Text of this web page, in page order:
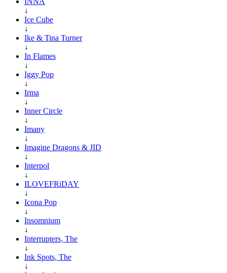
↓
Ice Cube
↓
Ike & Tina Turner
↓
In Flames
↓
Iggy Pop
↓
Irma
↓
Inner Circle
↓
Imany
↓
Imagine Dragons & JID
↓
Interpol
↓
ILOVEFRiDAY
↓
Icona Pop
↓
Insomnium
↓
Interrupters, The
↓
Ink Spots, The
↓